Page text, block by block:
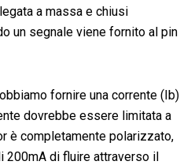
a massa e chiusi
un segnale viene fornito al pin
fornire una corrente (Ib)
dovrebbe essere limitata a
è completamente polarizzato,
200mA di fluire attraverso il